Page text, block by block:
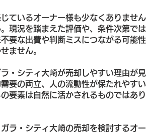
ているオーナー様も少なくありませ
現況を踏まえた評価や、条件次第で
要な出費や判断ミスにつながる可能
ません。
・シティ大崎が売却しやすい理由が
要の両立、人の流動性が保たれやす
要素は自然に活かされるものではあ
ラ・シティ大崎の売却を検討するオ